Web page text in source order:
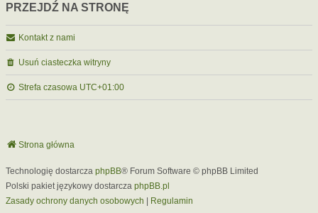
PRZEJDŹ NA STRONĘ
Kontakt z nami
Usuń ciasteczka witryny
Strefa czasowa UTC+01:00
Strona główna
Technologię dostarcza phpBB® Forum Software © phpBB Limited
Polski pakiet językowy dostarcza phpBB.pl
Zasady ochrony danych osobowych
Regulamin